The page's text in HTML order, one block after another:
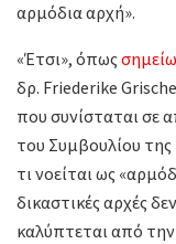
αρμόδια αρχή».
«Έτσι», όπως
δρ. Friederike
που συνίσταται σε
του Συμβουλίου της
τι νοείται ως
δικαστικές αρχές
καλύπτεται από